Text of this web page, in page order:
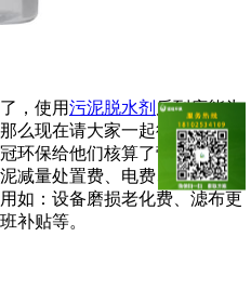
，使用污泥脱水剂 后到底能为
么现在请大家一起往下看吧。
环保给他们核算了营运成本。
减量处置费、电费、人工费。
如：设备磨损老化费、滤布更
补贴等。